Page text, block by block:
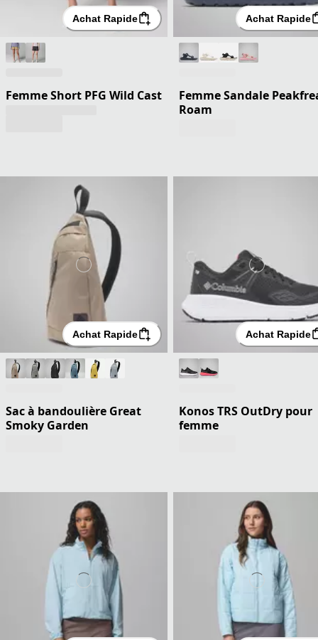
Achat Rapide
Femme Short PFG Wild Cast
Achat Rapide
Femme Sandale
Roam
Achat Rapide
Sac à bandoulière Great
Smoky Garden
Achat Rapide
Konos TRS OutDry pour
femme